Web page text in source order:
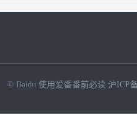
© Baidu 使用爱番番前必读 沪ICP